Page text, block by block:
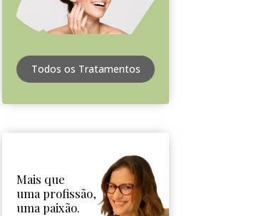
Todos os Tratamentos
Mais que
uma profissão,
uma paixão.